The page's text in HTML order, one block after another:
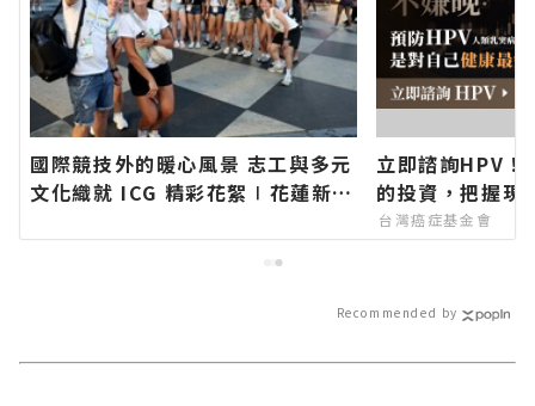
國際競技外的暖心風景 志工與多元
文化織就 ICG 精彩花絮∣花蓮新聞
日新聞報導 最新的在地資訊！
立即諮詢HPV！
的投資，把握現
台灣癌症基金會
Recommended by